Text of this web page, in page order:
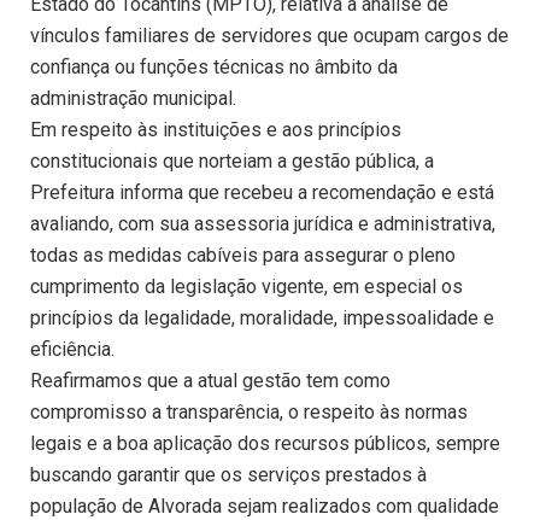
vínculos familiares de servidores que ocupam cargos de
confiança ou funções técnicas no âmbito da
administração municipal.
Em respeito às instituições e aos princípios
constitucionais que norteiam a gestão pública, a
Prefeitura informa que recebeu a recomendação e está
avaliando, com sua assessoria jurídica e administrativa,
todas as medidas cabíveis para assegurar o pleno
cumprimento da legislação vigente, em especial os
princípios da legalidade, moralidade, impessoalidade e
eficiência.
Reafirmamos que a atual gestão tem como
compromisso a transparência, o respeito às normas
legais e a boa aplicação dos recursos públicos, sempre
buscando garantir que os serviços prestados à
população de Alvorada sejam realizados com qualidade